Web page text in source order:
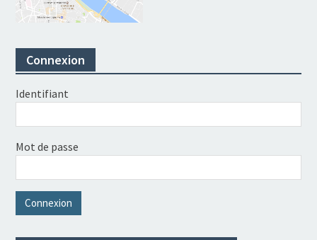
Connexion
Identifiant
Mot de passe